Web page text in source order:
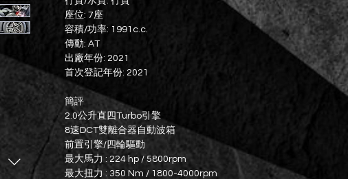
座位: 7座
容積/功率: 1991c.c.
傳動: AT
出廠年份: 2021
首次登記年份: 2021
簡評
2.0公升直四Turbo引擎
8速DCT雙離合器自動波箱
前置引擎/四輪驅動
最大馬力 : 224 hp / 5800rpm
最大扭力 : 350 Nm / 1800-4000rpm